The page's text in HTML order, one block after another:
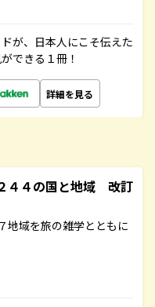
が、日本人にこそ伝えた
できる１冊！
詳細を見る
４４の国と地域 改訂
地域を旅の雑学とともに